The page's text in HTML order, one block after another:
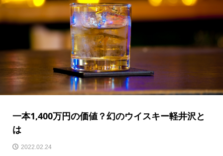
一本1,400万円の価値？幻のウイスキー軽井沢と
は
2022.02.24